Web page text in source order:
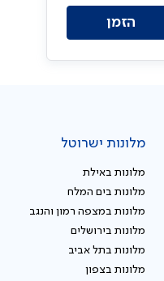
הזמן
מלונות ישרוטל
מלונות באילת
מלונות בים המלח
מלונות במצפה רמון והנגב
מלונות בירושלים
מלונות בתל אביב
מלונות בצפון